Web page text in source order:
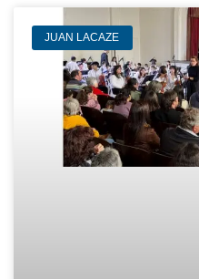
JUAN LACAZE